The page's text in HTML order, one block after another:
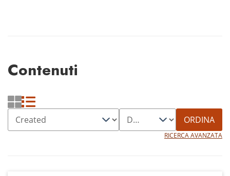
Contenuti
ORDINA
RICERCA AVANZATA